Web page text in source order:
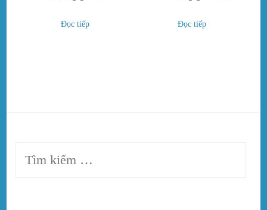
Đọc tiếp Đọc tiếp
Tìm